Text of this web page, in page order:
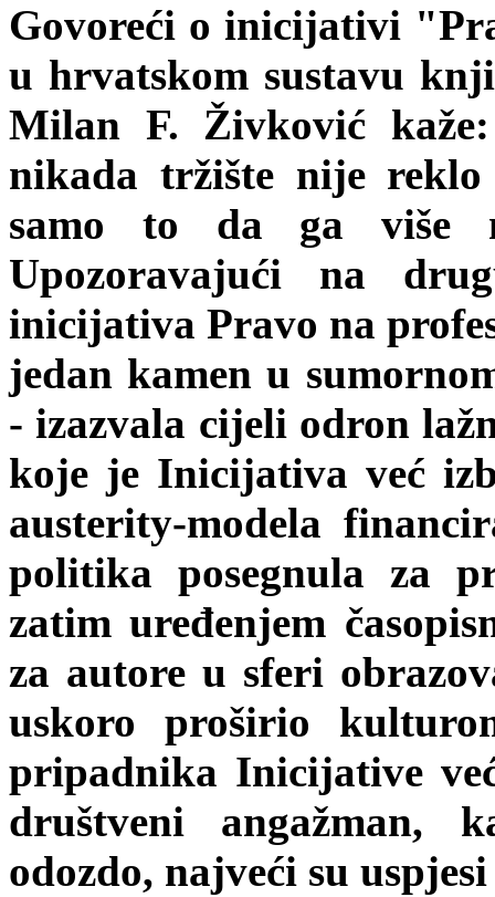
Govoreći o inicijativi
u hrvatskom sustavu
Milan F. Živković
nikada tržište nije reklo
samo to da ga više
Upozoravajući na
inicijativa Pravo na
jedan kamen u
- izazvala cijeli odron
koje je Inicijativa već
austerity-modela
politika posegnula za
zatim uređenjem
za autore u sferi
uskoro proširio
pripadnika Inicijative
društveni
odozdo, najveći su